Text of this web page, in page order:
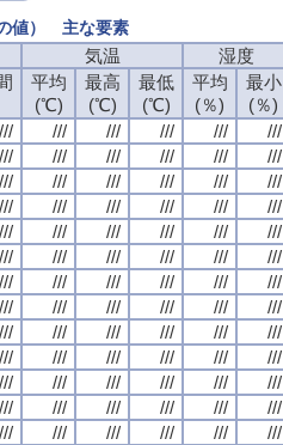
値） 主な要素
気温 湿度
平均
(℃)
最高
(℃)
最低
(℃)
平均
(％)
最小
(％)
/// /// /// /// /// ///
/// /// /// /// /// ///
/// /// /// /// /// ///
/// /// /// /// /// ///
/// /// /// /// /// ///
/// /// /// /// /// ///
/// /// /// /// /// ///
/// /// /// /// /// ///
/// /// /// /// /// ///
/// /// /// /// /// ///
/// /// /// /// /// ///
/// /// /// /// /// ///
/// /// /// /// /// ///